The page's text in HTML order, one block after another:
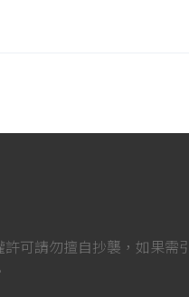
可請勿擅自抄襲，如果需